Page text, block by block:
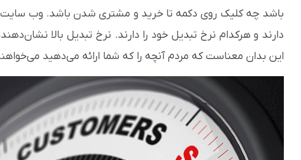
باشد چه کلیک روی دکمه تا خرید و مشتری شدن باشد. وب
دارند و هرکدام نرخ تبدیل خود را دارند. نرخ تبدیل بالا
این بدان معناست که مردم آنچه را که شما ارائه می‌دهید